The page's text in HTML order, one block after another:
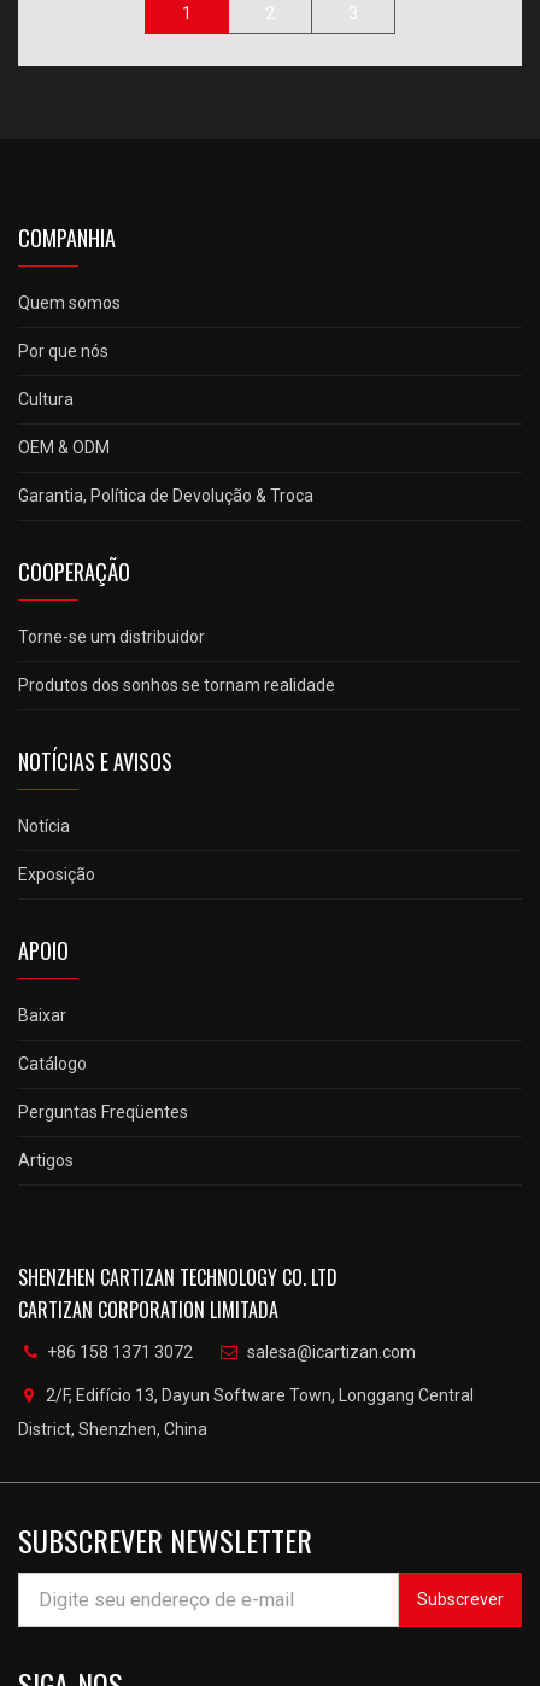
1 2 3
COMPANHIA
Quem somos
Por que nós
Cultura
OEM & ODM
Garantia, Política de Devolução & Troca
COOPERAÇÃO
Torne-se um distribuidor
Produtos dos sonhos se tornam realidade
NOTÍCIAS E AVISOS
Notícia
Exposição
APOIO
Baixar
Catálogo
Perguntas Freqüentes
Artigos
SHENZHEN CARTIZAN TECHNOLOGY CO. LTD
CARTIZAN CORPORATION LIMITADA
+86 158 1371 3072 salesa@icartizan.com
2/F, Edifício 13, Dayun Software Town, Longgang Central
District, Shenzhen, China
SUBSCREVER NEWSLETTER
Subscrever